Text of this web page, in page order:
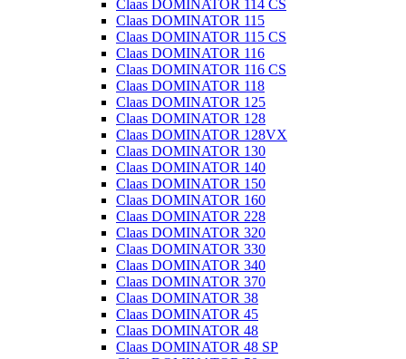
Claas DOMINATOR 114 CS
Claas DOMINATOR 115
Claas DOMINATOR 115 CS
Claas DOMINATOR 116
Claas DOMINATOR 116 CS
Claas DOMINATOR 118
Claas DOMINATOR 125
Claas DOMINATOR 128
Claas DOMINATOR 128VX
Claas DOMINATOR 130
Claas DOMINATOR 140
Claas DOMINATOR 150
Claas DOMINATOR 160
Claas DOMINATOR 228
Claas DOMINATOR 320
Claas DOMINATOR 330
Claas DOMINATOR 340
Claas DOMINATOR 370
Claas DOMINATOR 38
Claas DOMINATOR 45
Claas DOMINATOR 48
Claas DOMINATOR 48 SP